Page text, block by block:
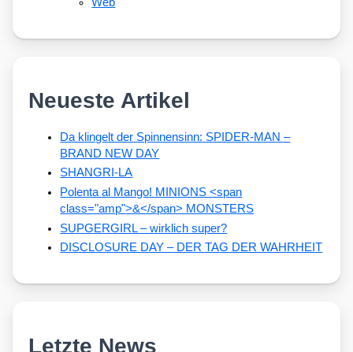
Neueste Artikel
Da klingelt der Spinnensinn: SPIDER-MAN –
BRAND NEW DAY
SHANGRI-LA
Polenta al Mango! MINIONS <span
class="amp">&</span> MONSTERS
SUPGERGIRL – wirklich super?
DISCLOSURE DAY – DER TAG DER WAHRHEIT
Letzte News